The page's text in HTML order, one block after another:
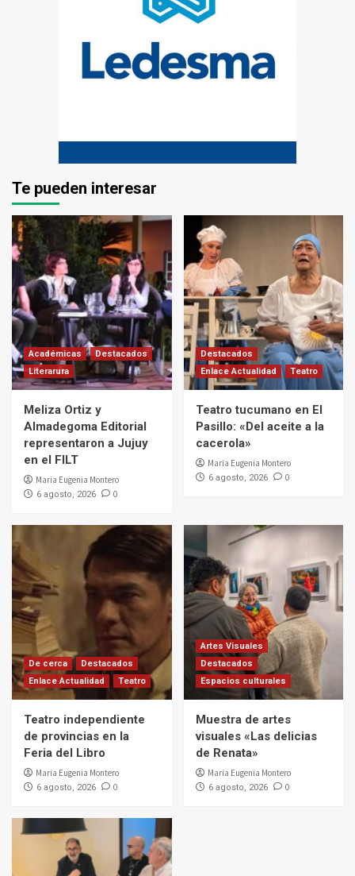
Te pueden interesar
Académicas
Destacados
Literarura
Meliza Ortiz y
Almadegoma Editorial
representaron a Jujuy
en el FILT
Maria Eugenia Montero
6 agosto, 2026 0
Destacados
Enlace Actualidad
Teatro
Teatro tucumano en El
Pasillo: «Del aceite a la
cacerola»
Maria Eugenia Montero
6 agosto, 2026 0
De cerca
Destacados
Enlace Actualidad
Teatro
Teatro independiente
de provincias en la
Feria del Libro
Maria Eugenia Montero
6 agosto, 2026 0
Artes Visuales
Destacados
Espacios culturales
Muestra de artes
visuales «Las delicias
de Renata»
Maria Eugenia Montero
6 agosto, 2026 0